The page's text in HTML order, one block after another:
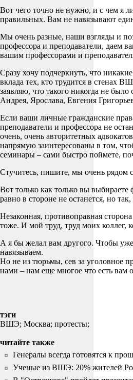
Вот чего точно не нужно, и с чем я
правильных. Вам не навязывают
Мы очень разные, наши взгляды и
профессора и преподаватели, даем
вашим профессорами и
Сразу хочу подчеркнуть, что
вклада тех, кто трудится в
заявляю, что такого никогда не
Андрея, Ярослава, Евгения
Если ваши личные гражданские
преподаватели и профессора не
очень, очень авторитетных
напрямую заинтересованы в том,
семинары – сами быстро поймете,
Стучитесь, пишите, мы очень рядом
Вот только как только вы
равно в стороне не останется, но
Незаконная, противоправная
тоже. И мой труд, труд моих коллег,
А я бы желал вам другого. Чтобы
навязываем.
Но не из тюрьмы, сев за уголовное
нами – нам еще многое что есть вам
тэги
ВШЭ; Москва; протесты;
читайте также
Генералы всегда готовятся к
Ученые из ВШЭ: 20% жителей